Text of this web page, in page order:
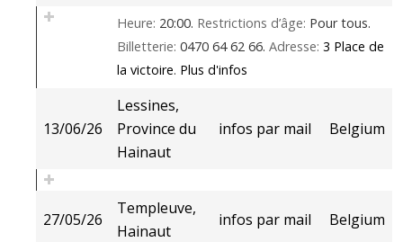
Heure: 20:00. Restrictions d’âge: Pour tous.
Billetterie: 0470 64 62 66. Adresse: 3 Place de
la victoire. Plus d'infos
13/06/26
Lessines,
Province du
Hainaut
infos par mail Belgium
27/05/26
Templeuve,
Hainaut
infos par mail Belgium